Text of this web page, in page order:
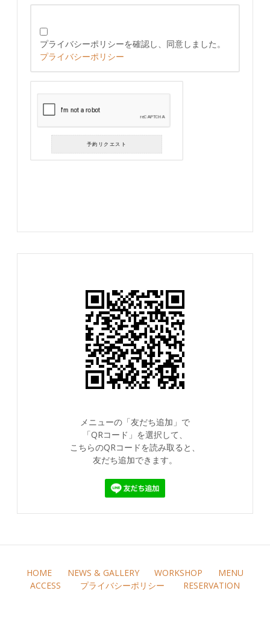
プライバシーポリシーを確認し、同意しました。
プライバシーポリシー
予約リクエスト
メニューの「友だち追加」で
「QRコード」を選択して、
こちらのQRコードを読み取ると、
友だち追加できます。
HOME NEWS & GALLERY WORKSHOP
MENU
ACCESS
プライバシーポリシー RESERVATION